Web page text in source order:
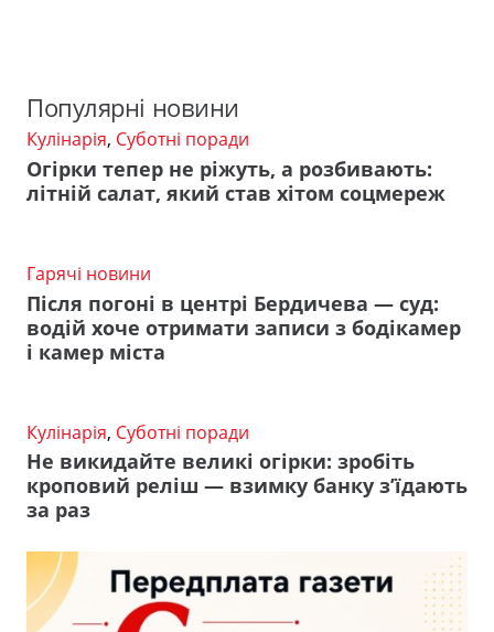
Популярні новини
Кулінарія, Суботні поради
Огірки тепер не ріжуть, а розбивають:
літній салат, який став хітом соцмереж
Гарячі новини
Після погоні в центрі Бердичева — суд:
водій хоче отримати записи з бодікамер
і камер міста
Кулінарія, Суботні поради
Не викидайте великі огірки: зробіть
кроповий реліш — взимку банку з’їдають
за раз